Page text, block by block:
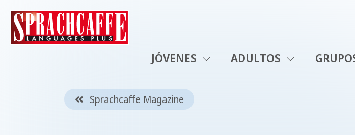
JÓVENES ADULTOS
Sprachcaffe Magazine